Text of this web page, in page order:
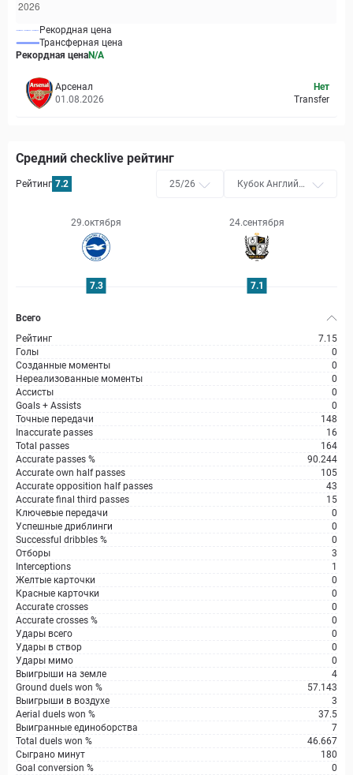
Рекордная цена
Трансферная цена
Рекордная ценаN/A
Арсенал
01.08.2026
Нет
Transfer
Средний checklive рейтинг
Рейтинг 7.2 25/26
Кубок Английск
29.октября
24.сентября
7.3 7.1
Всего
Рейтинг
7.15
Голы
0
Созданные моменты
0
Нереализованные моменты
0
Ассисты
0
Goals + Assists
0
Точные передачи
148
Inaccurate passes
16
Total passes
164
Accurate passes %
90.244
Accurate own half passes
105
Accurate opposition half passes
43
Accurate final third passes
15
Ключевые передачи
0
Успешные дриблинги
0
Successful dribbles %
0
Отборы
3
Interceptions
1
Желтые карточки
0
Красные карточки
0
Accurate crosses
0
Accurate crosses %
0
Удары всего
0
Удары в створ
0
Удары мимо
0
Выигрыши на земле
4
Ground duels won %
57.143
Выигрыши в воздухе
3
Aerial duels won %
37.5
Выигранные единоборства
7
Total duels won %
46.667
Сыграно минут
180
Goal conversion %
0